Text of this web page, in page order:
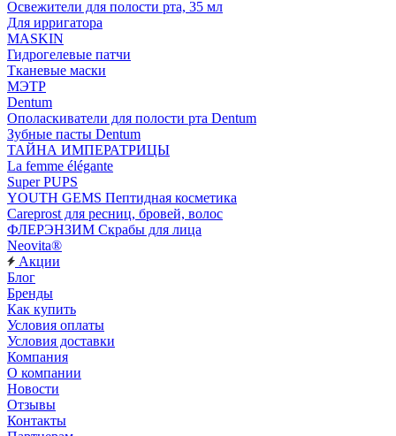
Освежители для полости рта, 35 мл
Для ирригатора
MASKIN
Гидрогелевые патчи
Тканевые маски
МЭТР
Dentum
Ополаскиватели для полости рта Dentum
Зубные пасты Dentum
ТАЙНА ИМПЕРАТРИЦЫ
La femme élégante
Super PUPS
YOUTH GEMS Пептидная косметика
Careprost для ресниц, бровей, волос
ФЛЕРЭНЗИМ Скрабы для лица
Neovita®
Акции
Блог
Бренды
Как купить
Условия оплаты
Условия доставки
Компания
О компании
Новости
Отзывы
Контакты